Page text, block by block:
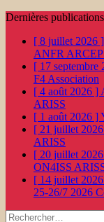
Dernières publications
[ 8 juillet 2026 ]
ANFR
[ 17 septembre
F4 Association
[ 4 août 2026 ]
ARISS
[ 1 août 2026 ]
[ 21 juillet
ARISS
[ 20 juillet
ON4ISS
[ 14 juillet
25-26/7 2026
Rechercher :